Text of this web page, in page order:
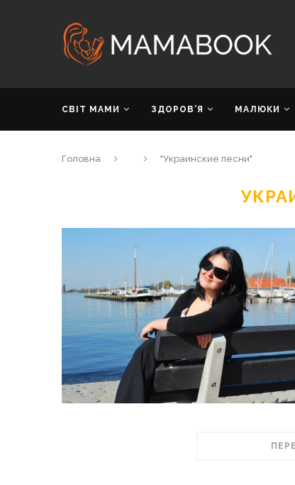
СВІТ МАМИ ЗДОРОВ’Я МАЛЮКИ
Головна "Украинские песни"